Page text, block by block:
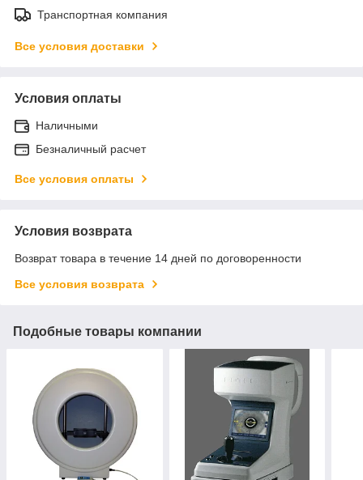
Транспортная компания
Все условия доставки
Условия оплаты
Наличными
Безналичный расчет
Все условия оплаты
Условия возврата
Возврат товара в течение 14 дней по договоренности
Все условия возврата
Подобные товары компании